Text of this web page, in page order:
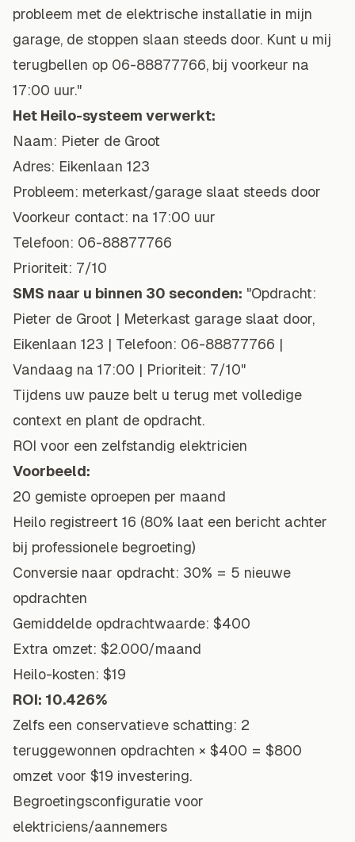
probleem met de elektrische installatie in mijn
garage, de stoppen slaan steeds door. Kunt u mij
terugbellen op 06-88877766, bij voorkeur na
17:00 uur."
Het Heilo-systeem verwerkt:
Naam: Pieter de Groot
Adres: Eikenlaan 123
Probleem: meterkast/garage slaat steeds door
Voorkeur contact: na 17:00 uur
Telefoon: 06-88877766
Prioriteit: 7/10
SMS naar u binnen 30 seconden: "Opdracht:
Pieter de Groot | Meterkast garage slaat door,
Eikenlaan 123 | Telefoon: 06-88877766 |
Vandaag na 17:00 | Prioriteit: 7/10"
Tijdens uw pauze belt u terug met volledige
context en plant de opdracht.
ROI voor een zelfstandig elektricien
Voorbeeld:
20 gemiste oproepen per maand
Heilo registreert 16 (80% laat een bericht achter
bij professionele begroeting)
Conversie naar opdracht: 30% = 5 nieuwe
opdrachten
Gemiddelde opdrachtwaarde: $400
Extra omzet: $2.000/maand
Heilo-kosten: $19
ROI: 10.426%
Zelfs een conservatieve schatting: 2
teruggewonnen opdrachten × $400 = $800
omzet voor $19 investering.
Begroetingsconfiguratie voor
elektriciens/aannemers